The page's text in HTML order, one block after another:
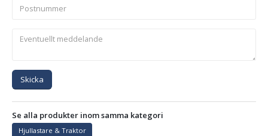
Skicka
Se alla produkter inom samma kategori
Hjullastare & Traktor